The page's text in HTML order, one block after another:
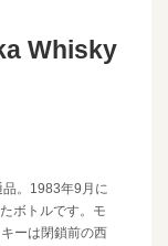
Whisky
。1983年9月に
ボトルです。モ
ーは閉鎖前の西